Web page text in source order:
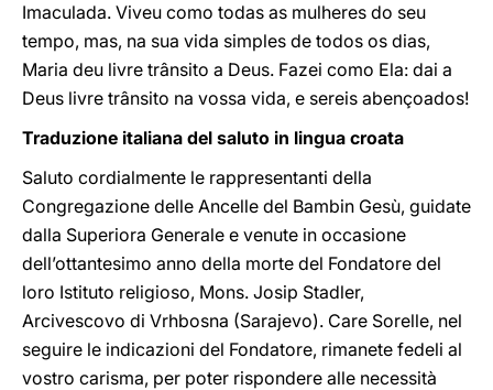
Imaculada. Viveu como todas as mulheres do seu
tempo, mas, na sua vida simples de todos os dias,
Maria deu livre trânsito a Deus. Fazei como Ela: dai a
Deus livre trânsito na vossa vida, e sereis abençoados!
Traduzione italiana del saluto in lingua croata
Saluto cordialmente le rappresentanti della
Congregazione delle Ancelle del Bambin Gesù, guidate
dalla Superiora Generale e venute in occasione
dell’ottantesimo anno della morte del Fondatore del
loro Istituto religioso, Mons. Josip Stadler,
Arcivescovo di Vrhbosna (Sarajevo). Care Sorelle, nel
seguire le indicazioni del Fondatore, rimanete fedeli al
vostro carisma, per poter rispondere alle necessità